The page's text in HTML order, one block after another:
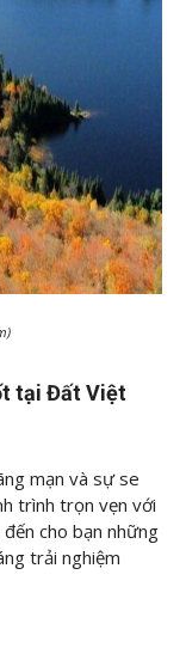
tại Đất Việt
mạn và sự se
trình trọn vẹn với
cho bạn những
trải nghiệm